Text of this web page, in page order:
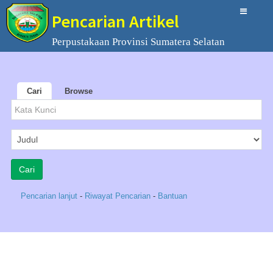
Pencarian Artikel
Perpustakaan Provinsi Sumatera Selatan
Cari Browse
Pencarian lanjut - Riwayat Pencarian - Bantuan